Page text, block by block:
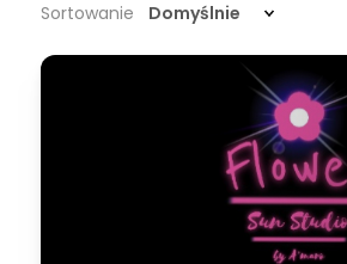
Sortowanie Domyślnie